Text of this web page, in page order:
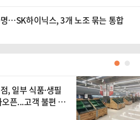
…SK하이닉스, 3개 노조 묶는 통합
●
, 일부 식품·생필
픈...고객 불편 가